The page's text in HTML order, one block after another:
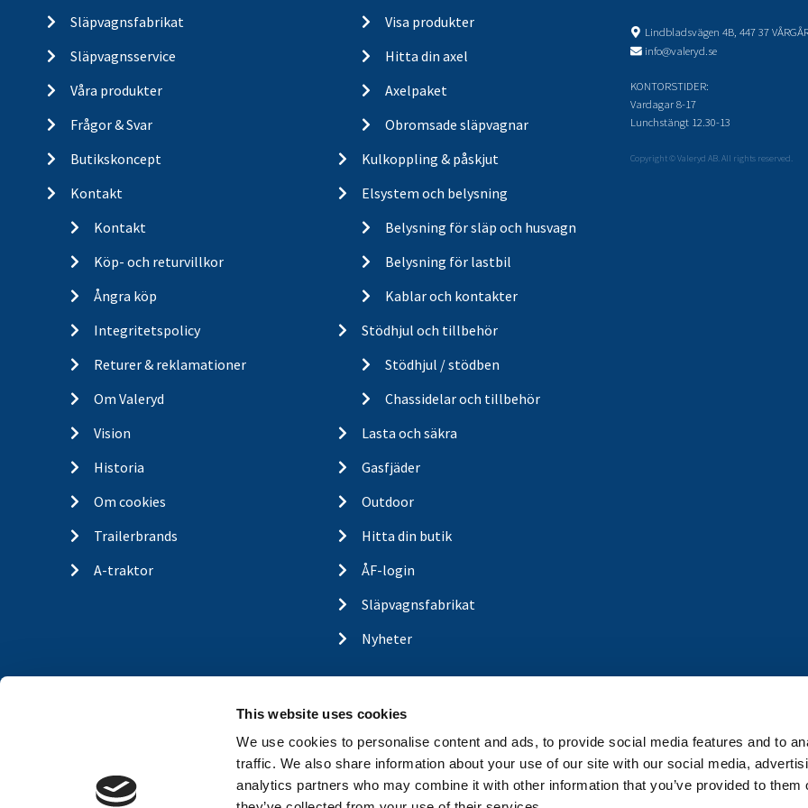
This website uses cookies
We use cookies to personalise content and ads, to provide social media features and to
traffic. We also share information about your use of our site with our social media,
analytics partners who may combine it with other information that you’ve provided to them
Släpvagnsfabrikat
Släpvagnsservice
Våra produkter
Frågor & Svar
Butikskoncept
Kontakt
Kontakt
Köp- och returvillkor
Ångra köp
Integritetspolicy
Returer & reklamationer
Om Valeryd
Vision
Historia
Om cookies
Trailerbrands
A-traktor
Visa produkter
Hitta din axel
Axelpaket
Obromsade släpvagnar
Kulkoppling & påskjut
Elsystem och belysning
Belysning för släp och husvagn
Belysning för lastbil
Kablar och kontakter
Stödhjul och tillbehör
Stödhjul / stödben
Chassidelar och tillbehör
Lasta och säkra
Gasfjäder
Outdoor
Hitta din butik
ÅF-login
Släpvagnsfabrikat
Nyheter
Lindbladsvägen 4B, 447 37
info@valeryd.se
KONTORSTIDER:
Vardagar 8-17
Lunchstängt 12.30-13
Copyright © Valeryd AB. All rights reserved.